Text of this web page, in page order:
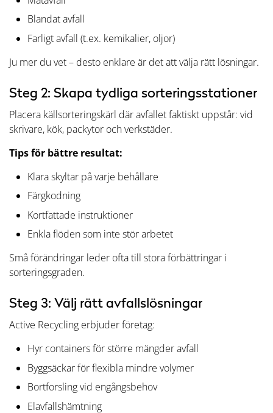
Blandat avfall
Farligt avfall (t.ex. kemikalier, oljor)
Ju mer du vet – desto enklare är det att välja rätt lösningar.
Steg 2: Skapa tydliga sorteringsstationer
Placera källsorteringskärl där avfallet faktiskt uppstår: vid
skrivare, kök, packytor och verkstäder.
Tips för bättre resultat:
Klara skyltar på varje behållare
Färgkodning
Kortfattade instruktioner
Enkla flöden som inte stör arbetet
Små förändringar leder ofta till stora förbättringar i
sorteringsgraden.
Steg 3: Välj rätt avfallslösningar
Active Recycling erbjuder företag:
Hyr containers för större mängder avfall
Byggsäckar för flexibla mindre volymer
Bortforsling vid engångsbehov
Elavfallshämtning